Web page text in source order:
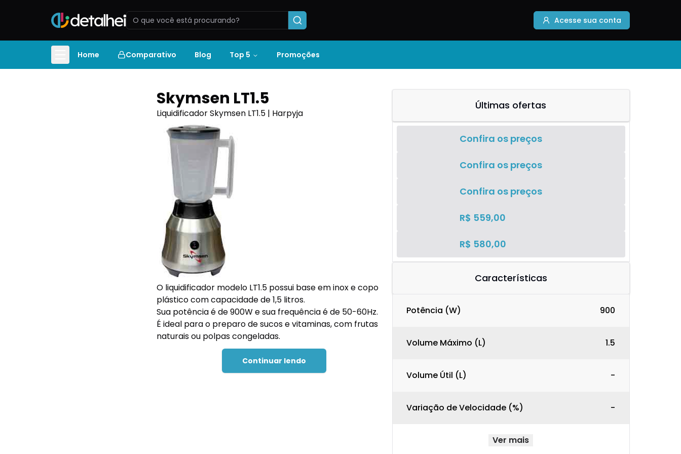
Acesse sua conta
Home Comparativo Blog Top 5 Promoções
Skymsen LT1.5
Liquidificador Skymsen LT1.5 | Harpyja
O liquidificador modelo LT1.5 possui base em inox e copo
plástico com capacidade de 1,5 litros.
Sua potência é de 900W e sua frequência é de 50-60Hz.
É ideal para o preparo de sucos e vitaminas, com frutas
naturais ou polpas congeladas.
Continuar lendo
Últimas ofertas
Confira os preços
Confira os preços
Confira os preços
R$ 559,00
R$ 580,00
Características
Potência (W) 900
Volume Máximo (L) 1.5
Volume Útil (L) -
Variação de Velocidade (%) -
Ver mais